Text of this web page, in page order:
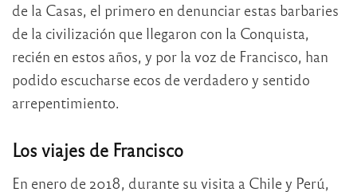
de la Casas, el primero en denunciar estas barbaries
de la civilización que llegaron con la Conquista,
recién en estos años, y por la voz de Francisco, han
podido escucharse ecos de verdadero y sentido
arrepentimiento.
Los viajes de Francisco
En enero de 2018, durante su visita a Chile y Perú,